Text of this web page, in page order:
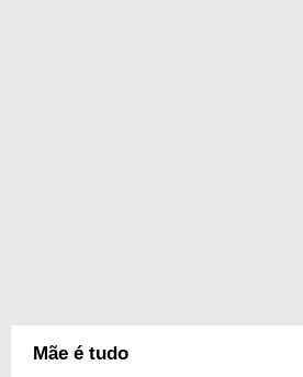
Mãe é tudo